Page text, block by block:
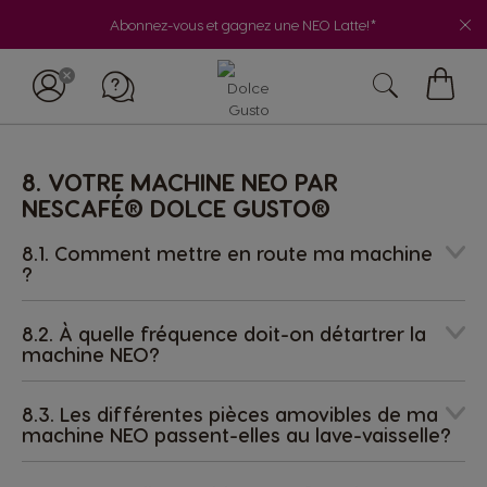
Abonnez-vous et gagnez une NEO Latte!*
8. VOTRE MACHINE NEO PAR
NESCAFÉ® DOLCE GUSTO®
8.1. Comment mettre en route ma machine
?
8.2. À quelle fréquence doit-on détartrer la
machine NEO?
8.3. Les différentes pièces amovibles de ma
machine NEO passent-elles au lave-vaisselle?